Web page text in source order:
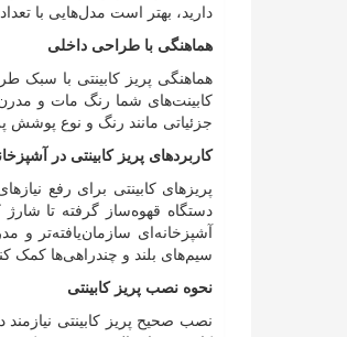
دارید، بهتر است مدل‌هایی با
هماهنگی با طراحی داخلی
هماهنگی پریز کابینتی با سبک
کابینت‌های شما رنگ مات و مدرن
جزئیاتی مانند رنگ و نوع پوشش
کاربردهای پریز کابینتی در
پریزهای کابینتی برای رفع
دستگاه قهوه‌ساز گرفته تا
آشپزخانه‌ای سازمان‌یافته‌تر و
سیم‌های بلند و چندراهی‌ها کمک
نحوه نصب پریز کابینتی
نصب صحیح پریز کابینتی